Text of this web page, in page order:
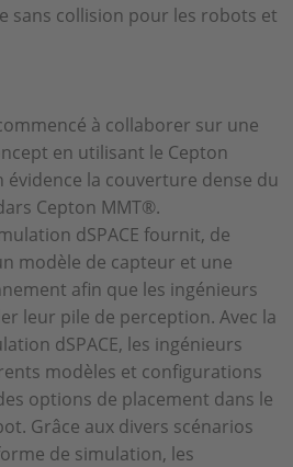
sans collision pour les robots et
à collaborer sur une
en utilisant le Cepton
la couverture dense du
Cepton MMT®.
dSPACE fournit, de
modèle de capteur et une
afin que les ingénieurs
leur pile de perception. Avec la
dSPACE, les ingénieurs
modèles et configurations
options de placement dans le
Grâce aux divers scénarios
de simulation, les